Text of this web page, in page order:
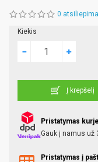
0
Kiekis
Į krepšelį
Pristatymas
Gauk į namus už
Pristatymas į